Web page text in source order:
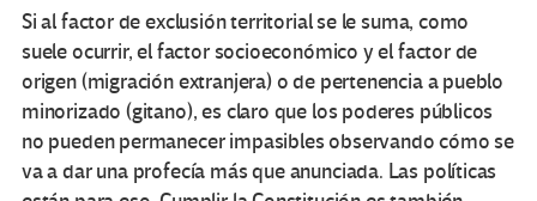
Si al factor de exclusión territorial se le suma, como
suele ocurrir, el factor socioeconómico y el factor de
origen (migración extranjera) o de pertenencia a pueblo
minorizado (gitano), es claro que los poderes públicos
no pueden permanecer impasibles observando cómo se
va a dar una profecía más que anunciada. Las políticas